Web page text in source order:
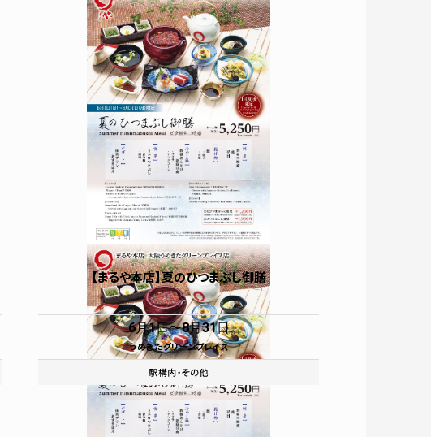
ATM
お問い合わせ
【まるや本店】夏のひつまぶし御膳
6月1日 8月31日
うめきたグリーンプレイス